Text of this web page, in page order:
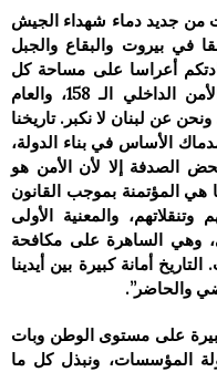
من جديد دماء شهداء الجيش
في بيروت والبقاع والجبل
أعراسا على مساحة كل
الوطن. نعم، اليوم نحتفل بعيد قوى الأمن الداخلي الـ 158، والعام
ونحن عن لبنان لا نكبر. تاريخنا
الأساس في بناء الدولة،
الصدفة إلا لأن الأمن هو
المؤتمنة بموجب القانون
والمعنية الأولى
وهي الساهرة على مكافحة
أمانة كبيرة بين أيدينا
والحاضر”.
على مستوى الوطن وبات
المؤسسات، ونبذل كل ما